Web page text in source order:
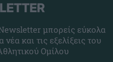
μπορείς εύκολα
και τις εξελίξεις του
Ομίλου